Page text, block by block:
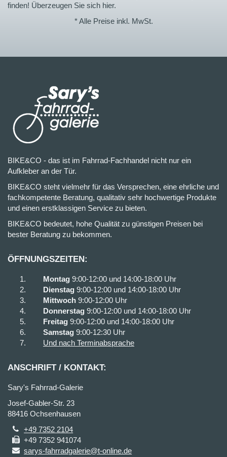
finden! Überzeugen Sie sich hier.
* Alle Preise inkl. MwSt.
BIKE&CO - das ist im Fahrrad-Fachhandel nicht nur ein
Aufkleber an der Tür.
BIKE&CO steht vielmehr für das Versprechen, eine ehrliche und
fachkompetente Beratung, qualitativ sehr hochwertige Produkte
und einen erstklassigen Service zu bieten.
BIKE&CO bedeutet, hohe Qualität zu günstigen Preisen bei
bester Beratung zu bekommen.
ÖFFNUNGSZEITEN:
Montag 9:00-12:00 und 14:00-18:00 Uhr
Dienstag 9:00-12:00 und 14:00-18:00 Uhr
Mittwoch 9:00-12:00 Uhr
Donnerstag 9:00-12:00 und 14:00-18:00 Uhr
Freitag 9:00-12:00 und 14:00-18:00 Uhr
Samstag 9:00-12:30 Uhr
Und nach Terminabsprache
ANSCHRIFT / KONTAKT:
Sary's Fahrrad-Galerie
Josef-Gabler-Str. 23
88416 Ochsenhausen
+49 7352 2104
+49 7352 941074
sarys-fahrradgalerie@t-online.de